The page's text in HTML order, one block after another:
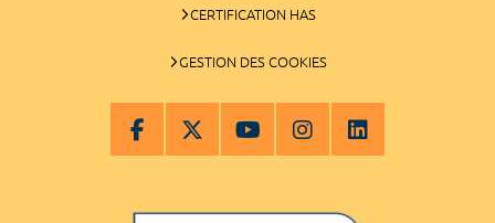
CERTIFICATION HAS
GESTION DES COOKIES